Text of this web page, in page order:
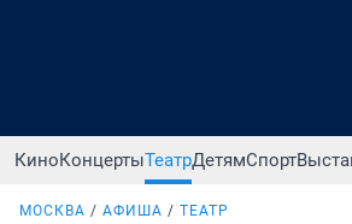
КиноКонцертыТеатрДетямСпорт
МОСКВА АФИША ТЕАТР